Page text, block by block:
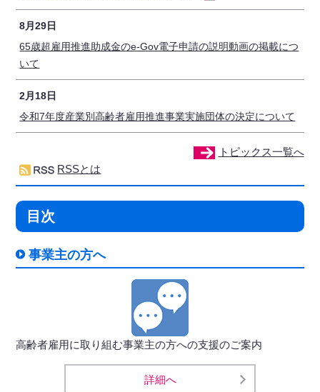
8月29日
65歳超雇用推進助成金のe-Gov電子申請の説明動画の掲載につ
いて
2月18日
令和7年度産業別高齢者雇用推進事業実施団体の決定について
トピックス一覧へ
RSSとは
目次
事業主の方へ
高齢者雇用に取り組む事業主の方への支援のご案内
詳細へ